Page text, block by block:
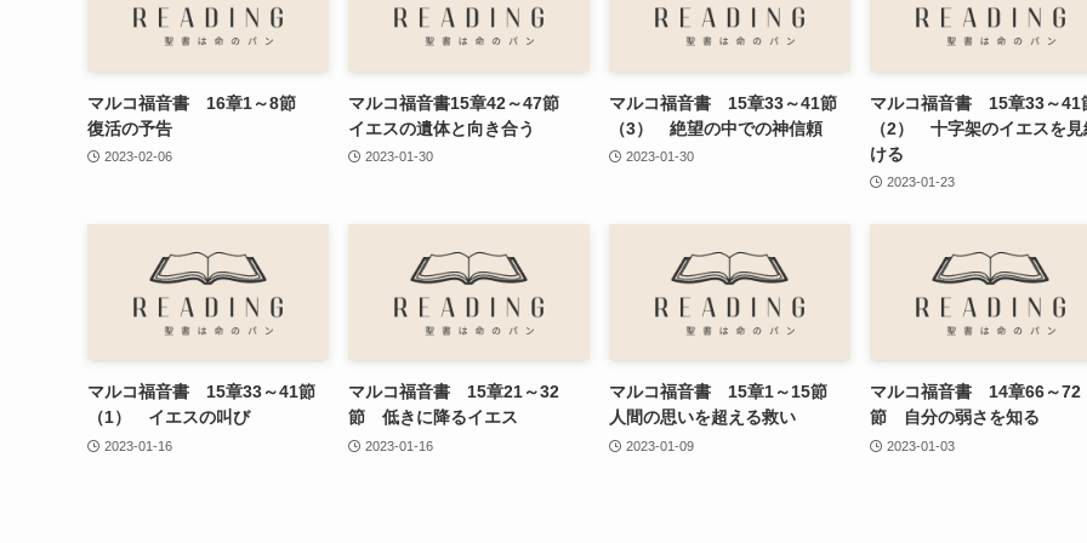
マルコ福音書 16章1～8節
復活の予告
2023-02-06
マルコ福音書15章42～47節
イエスの遺体と向き合う
2023-01-30
マルコ福音書 15章33～41節
（3） 絶望の中での神信頼
2023-01-30
マルコ福音書 15章33～41
（2） 十字架のイエスを見
ける
2023-01-23
マルコ福音書 15章33～41節
（1） イエスの叫び
2023-01-16
マルコ福音書 15章21～32
節 低きに降るイエス
2023-01-16
マルコ福音書 15章1～15節
人間の思いを超える救い
2023-01-09
マルコ福音書 14章66～72
節 自分の弱さを知る
2023-01-03